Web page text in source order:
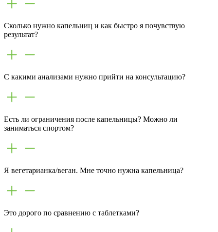
Сколько нужно капельниц и как быстро я почувствую
результат?
С какими анализами нужно прийти на консультацию?
Есть ли ограничения после капельницы? Можно ли
заниматься спортом?
Я вегетарианка/веган. Мне точно нужна капельница?
Это дорого по сравнению с таблетками?